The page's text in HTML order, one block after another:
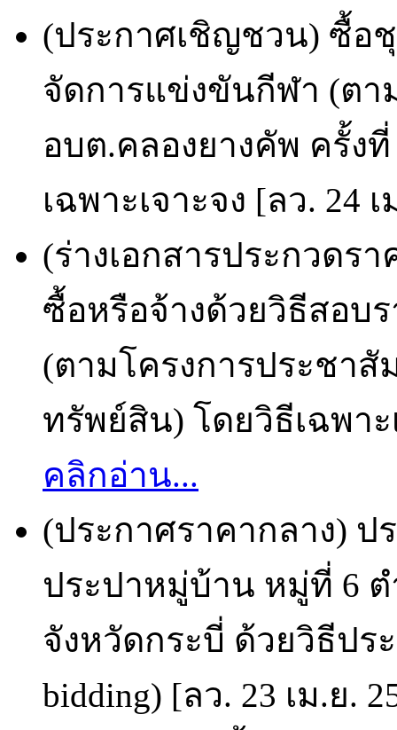
(ประกาศเชิญชวน) ซื้อ
จัดการแข่งขันกีฬา (ตา
อบต.คลองยางคัพ ครั้งที่
เฉพาะเจาะจง [ลว. 24
(ร่างเอกสารประกวดรา
ซื้อหรือจ้างด้วยวิธีสอบ
(ตามโครงการประชา
ทรัพย์สิน) โดยวิธีเฉพาะ
คลิกอ่าน...
(ประกาศราคากลาง) ป
ประปาหมู่บ้าน หมู่ที่ 6 ต
จังหวัดกระบี่ ด้วยวิธีปร
bidding) [ลว. 23 เม.ย.